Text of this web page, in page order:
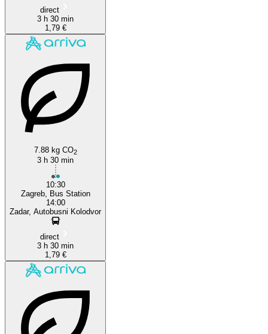
direct
3 h 30 min
1,79 €
7.88 kg CO2
3 h 30 min
10:30
Zagreb, Bus Station
14:00
Zadar, Autobusni Kolodvor
direct
3 h 30 min
1,79 €